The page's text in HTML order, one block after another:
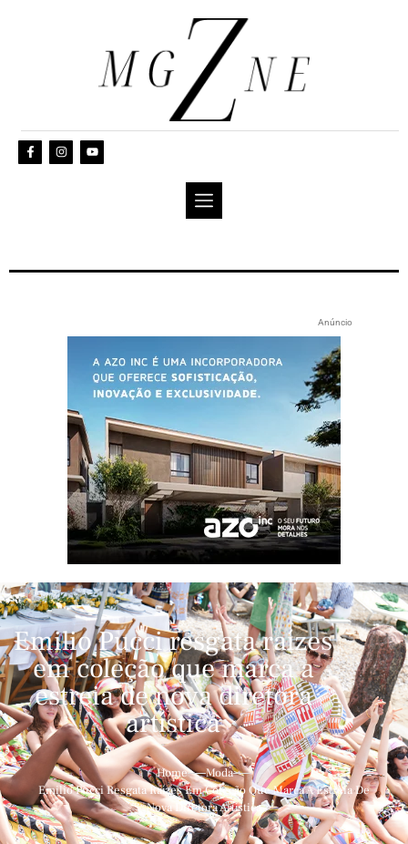
Anúncio
Emilio Pucci resgata raízes
em coleção que marca a
estreia de nova diretora
artística
Home
Moda
Emilio Pucci Resgata Raízes Em Coleção Que Marca A Estreia De
Nova Diretora Artística